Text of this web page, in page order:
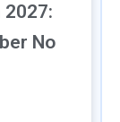
2027:
No